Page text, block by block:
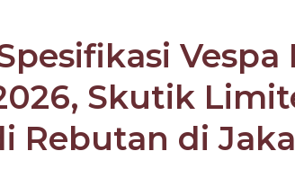
Vespa
Skutik
Rebutan di